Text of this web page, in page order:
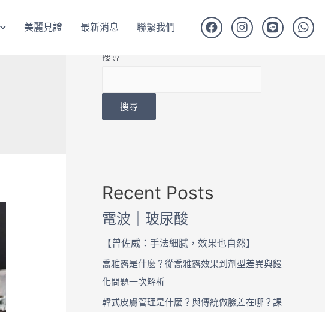
美麗見證 最新消息 聯繫我們
搜尋
搜尋
Recent Posts
電波｜玻尿酸
【曾佐威：手法細膩，效果也自然】
喬雅露是什麼？從喬雅露效果到劑型差異與饅
化問題一次解析
韓式皮膚管理是什麼？與傳統做臉差在哪？課